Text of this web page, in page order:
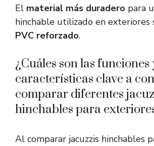
El material más duradero para
hinchable utilizado en exteriores
PVC reforzado.
¿Cuáles son las funciones
características clave a
comparar diferentes
hinchables para
Al comparar jacuzzis hinchables